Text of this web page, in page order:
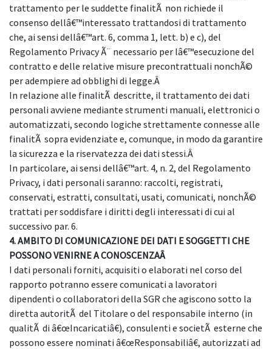
trattamento per le suddette finalitÃ non richiede il
consenso dellâ€™interessato trattandosi di trattamento
che, ai sensi dellâ€™art. 6, comma 1, lett. b) e c), del
Regolamento Privacy Ã¨ necessario per lâ€™esecuzione del
contratto e delle relative misure precontrattuali nonchÃ©
per adempiere ad obblighi di legge.Â
In relazione alle finalitÃ descritte, il trattamento dei dati
personali avviene mediante strumenti manuali, elettronici o
automatizzati, secondo logiche strettamente connesse alle
finalitÃ sopra evidenziate e, comunque, in modo da garantire
la sicurezza e la riservatezza dei dati stessi.Â
In particolare, ai sensi dellâ€™art. 4, n. 2, del Regolamento
Privacy, i dati personali saranno: raccolti, registrati,
conservati, estratti, consultati, usati, comunicati, nonchÃ©
trattati per soddisfare i diritti degli interessati di cui al
successivo par. 6.
4. AMBITO DI COMUNICAZIONE DEI DATI E SOGGETTI CHE
POSSONO VENIRNE A CONOSCENZAÂ
I dati personali forniti, acquisiti o elaborati nel corso del
rapporto potranno essere comunicati a lavoratori
dipendenti o collaboratori della SGR che agiscono sotto la
diretta autoritÃ del Titolare o del responsabile interno (in
qualitÃ di â€œIncaricatiâ€), consulenti e societÃ esterne che
possono essere nominati â€œResponsabiliâ€, autorizzati ad